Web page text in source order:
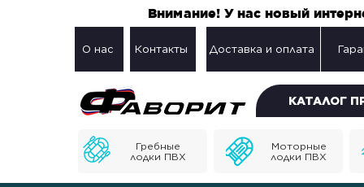
Внимание! У нас новый
О нас Контакты Доставка и оплата
КАТАЛОГ
Гребные
лодки ПВХ
Моторные
лодки ПВХ